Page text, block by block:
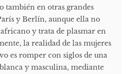
también en otras grandes
y Berlín, aunque ella no
y trata de plasmar en
la realidad de las mujeres
es romper con siglos de una
y masculina, mediante